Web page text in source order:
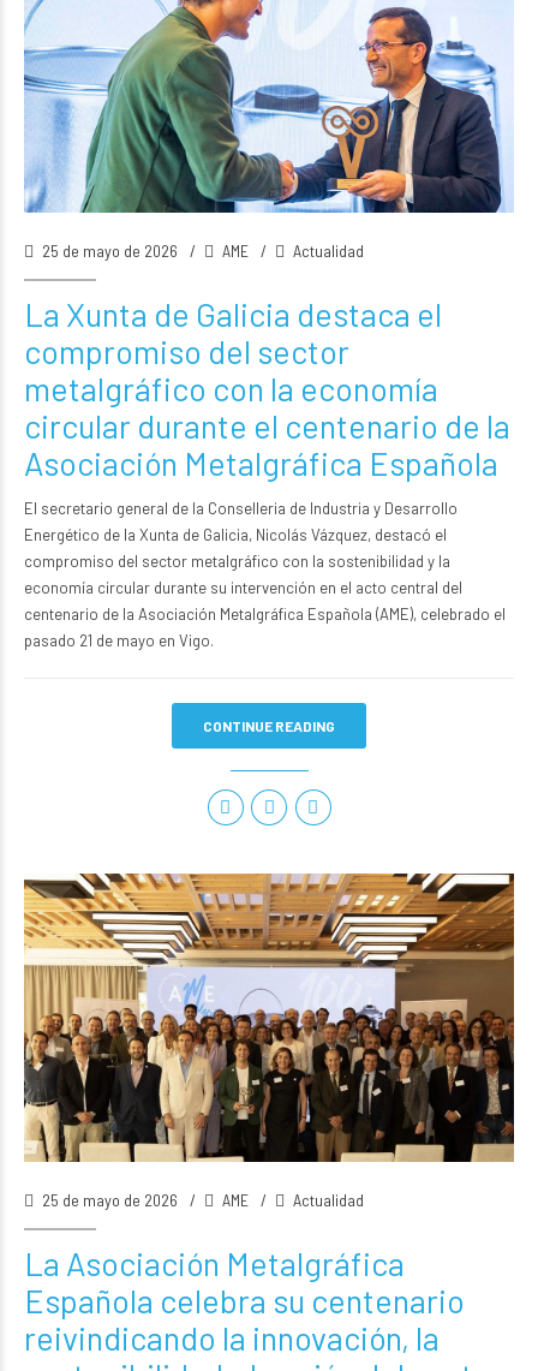
25 de mayo de 2026 AME Actualidad
La Xunta de Galicia destaca el
compromiso del sector
metalgráfico con la economía
circular durante el centenario de la
Asociación Metalgráfica Española
El secretario general de la Conselleria de Industria y Desarrollo
Energético de la Xunta de Galicia, Nicolás Vázquez, destacó el
compromiso del sector metalgráfico con la sostenibilidad y la
economía circular durante su intervención en el acto central del
centenario de la Asociación Metalgráfica Española (AME), celebrado el
pasado 21 de mayo en Vigo.
CONTINUE READING
25 de mayo de 2026 AME Actualidad
La Asociación Metalgráfica
Española celebra su centenario
reivindicando la innovación, la